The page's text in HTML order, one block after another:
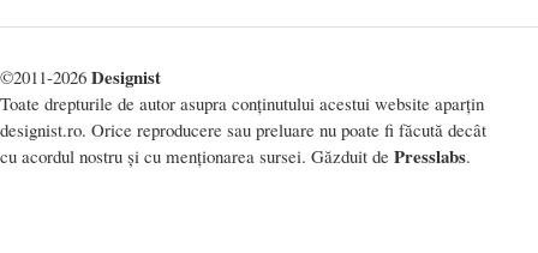
©2011-2026 Designist
Toate drepturile de autor asupra conținutului acestui website aparțin
designist.ro. Orice reproducere sau preluare nu poate fi făcută decât
cu acordul nostru și cu menționarea sursei. Găzduit de Presslabs.